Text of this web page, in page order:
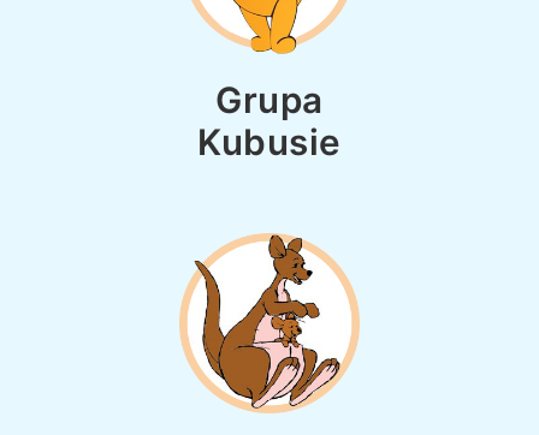
Grupa
Kubusie